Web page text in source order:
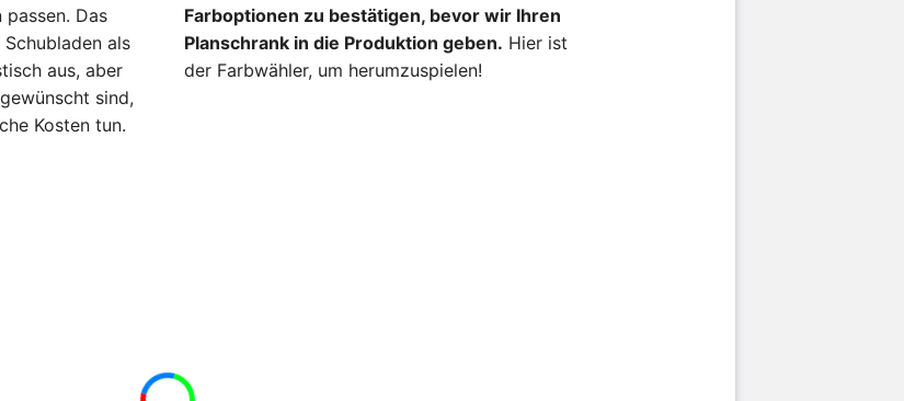
Das
als
aus, aber
sind,
Kosten tun.
Farboptionen zu bestätigen, bevor wir Ihren
Planschrank in die Produktion geben. Hier ist
der Farbwähler, um herumzuspielen!